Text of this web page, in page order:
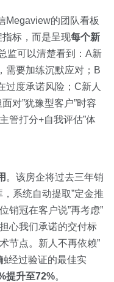
Megaview的团队看板
指标，而是呈现每个新
监可以清楚看到：A新
需要加练沉默应对；B
过度承诺风险；C新人
对”犹豫型客户”时容
管打分+自我评估”体
。该房企将过去三年销
系统自动提取”定金推
冠在客户说”再考虑”
心我们承诺的交付标
节点。新人不再依赖”
经过验证的最佳实
提升至72%。